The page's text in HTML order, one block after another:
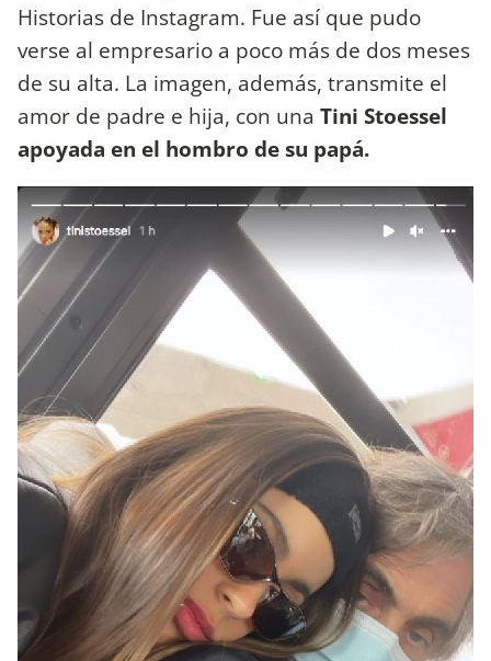
Historias de Instagram. Fue así que pudo
verse al empresario a poco más de dos meses
de su alta. La imagen, además, transmite el
amor de padre e hija, con una Tini Stoessel
apoyada en el hombro de su papá.